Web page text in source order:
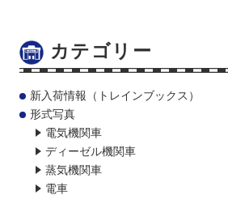
カテゴリー
新入荷情報（トレインブックス）
形式写真
電気機関車
ディーゼル機関車
蒸気機関車
電車